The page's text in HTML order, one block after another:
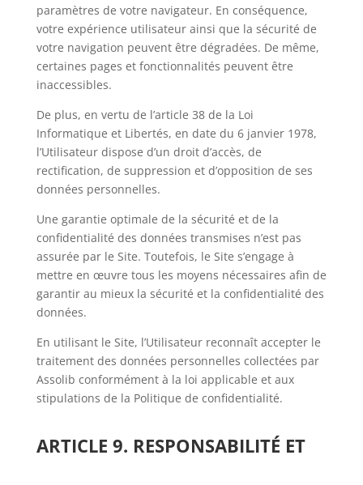
paramètres de votre navigateur. En conséquence,
votre expérience utilisateur ainsi que la sécurité de
votre navigation peuvent être dégradées. De même,
certaines pages et fonctionnalités peuvent être
inaccessibles.
De plus, en vertu de l’article 38 de la Loi
Informatique et Libertés, en date du 6 janvier 1978,
l’Utilisateur dispose d’un droit d’accès, de
rectification, de suppression et d’opposition de ses
données personnelles.
Une garantie optimale de la sécurité et de la
confidentialité des données transmises n’est pas
assurée par le Site. Toutefois, le Site s’engage à
mettre en œuvre tous les moyens nécessaires afin de
garantir au mieux la sécurité et la confidentialité des
données.
En utilisant le Site, l’Utilisateur reconnaît accepter le
traitement des données personnelles collectées par
Assolib conformément à la loi applicable et aux
stipulations de la Politique de confidentialité.
ARTICLE 9. RESPONSABILITÉ ET